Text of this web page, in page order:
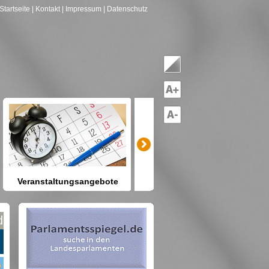
Startseite | Kontakt | Impressum | Datenschutz
Veranstaltungsangebote
Sie Berlin und seine Angebote?
nach Gruppen--->hier drücken